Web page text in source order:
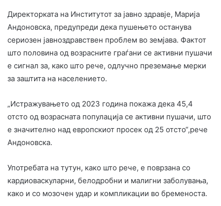
Директорката на Институтот за јавно здравје, Марија
Андоновска, предупреди дека пушењето останува
сериозен јавноздравствен проблем во земјава. Фактот
што половина од возрасните граѓани се активни пушачи
е сигнал за, како што рече, одлучно преземање мерки
за заштита на населението.
„Истражувањето од 2023 година покажа дека 45,4
отсто од возрасната популација се активни пушачи, што
е значително над европскиот просек од 25 отсто“,рече
Андоновска.
Употребата на тутун, како што рече, е поврзана со
кардиоваскуларни, белодробни и малигни заболувања,
како и со мозочен удар и компликации во бременоста.